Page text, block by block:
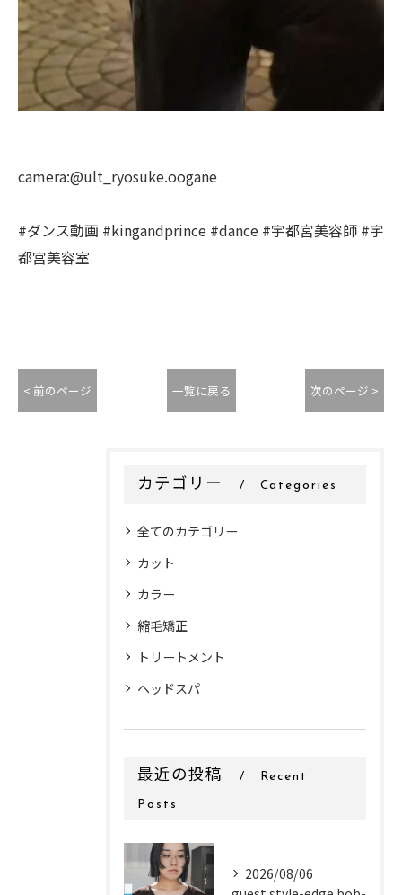
camera:@ult_ryosuke.oogane
#ダンス動画 #kingandprince #dance #宇都宮美容師 #宇
都宮美容室
< 前のページ 一覧に戻る 次のページ >
カテゴリー Categories
全てのカテゴリー
カット
カラー
縮毛矯正
トリートメント
ヘッドスパ
最近の投稿 Recent
Posts
2026/08/06